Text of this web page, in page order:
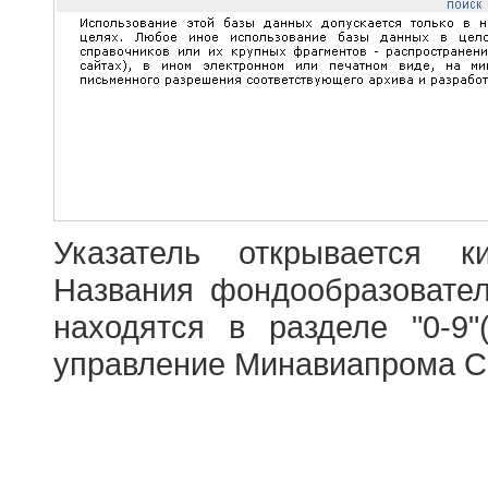
Указатель открывается
Названия
находятся в разделе "0-
управление Минавиапрома